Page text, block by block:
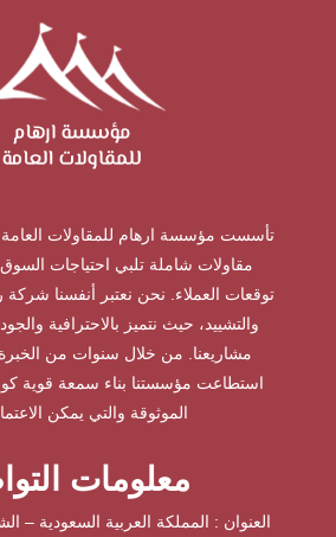
تأسست مؤسسة ارهام للمقاولات
مقاولات شاملة تلبي احتياجات السوق
توقعات العملاء. نحن نعتبر أنفسنا شركة
والتشييد، حيث نتميز بالاحترافية
مشاريعنا. من خلال سنوات من
استطاعت مؤسستنا بناء سمعة قوية
الموثوقة والتي يمكن
معلومات
العنوان : المملكة العربية السعودية –